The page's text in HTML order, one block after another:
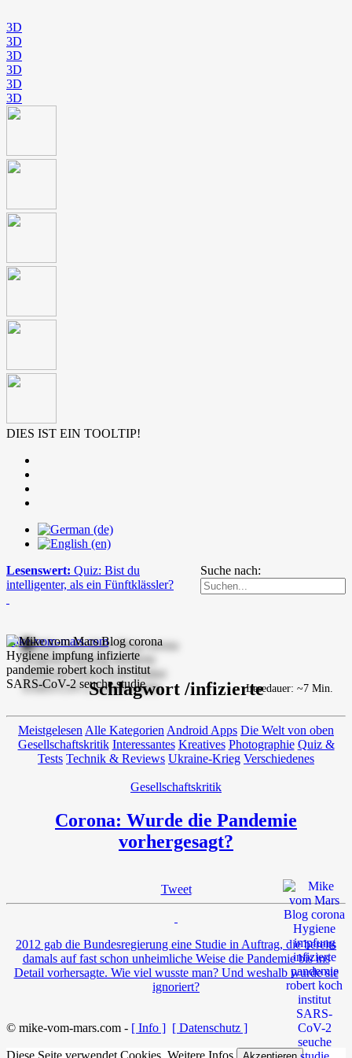
3D
3D
3D
3D
3D
3D
DIES IST EIN TOOLTIP!
Suche nach:
Lesenswert: Quiz: Bist du
intelligenter, als ein Fünftklässler?
mike-vom-mars.com
Schlagwort /infizierte
Meistgelesen Alle Kategorien Android Apps Die Welt von oben
Gesellschaftskritik Interessantes Kreatives Photographie Quiz &
Tests Technik & Reviews Ukraine-Krieg Verschiedenes
Gesellschaftskritik
Corona: Wurde die Pandemie
vorhergesagt?
Tweet
Lesedauer: ~7 Min.
2012 gab die Bundesregierung eine Studie in Auftrag, die bereits
damals auf fast schon unheimliche Weise die Pandemie bis ins
Detail vorhersagte. Wie viel wusste man? Und weshalb wurde sie
ignoriert?
© mike-vom-mars.com - [ Info ] [ Datenschutz ]
Diese Seite verwendet Cookies. Weitere Infos